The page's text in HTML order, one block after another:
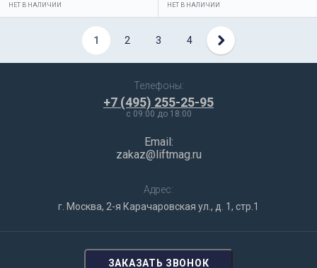
НЕТ В НАЛИЧИИ НЕТ В НАЛИЧИИ
1 2 3 4
Телефоны:
+7 (495) 255-25-95
c 09:00 до 18:00
Email:
zakaz@liftmag.ru
Адрес:
г. Москва, 2-я Карачаровская ул., д. 1, стр.1
ЗАКАЗАТЬ ЗВОНОК